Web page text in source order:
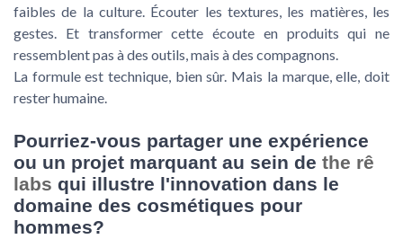
faibles de la culture. Écouter les textures, les matières, les
gestes. Et transformer cette écoute en produits qui ne
ressemblent pas à des outils, mais à des compagnons.
La formule est technique, bien sûr. Mais la marque, elle, doit
rester humaine.
Pourriez-vous partager une expérience
ou un projet marquant au sein de the rê
labs qui illustre l'innovation dans le
domaine des cosmétiques pour
hommes?